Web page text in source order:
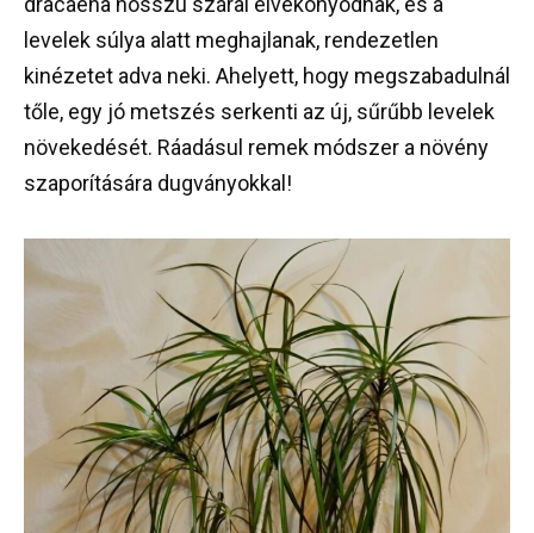
levelek súlya alatt meghajlanak, rendezetlen
kinézetet adva neki. Ahelyett, hogy megszabadulnál
tőle, egy jó metszés serkenti az új, sűrűbb levelek
növekedését. Ráadásul remek módszer a növény
szaporítására dugványokkal!